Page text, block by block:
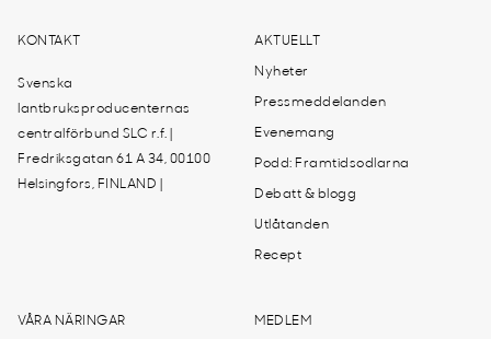
KONTAKT
Svenska
lantbruksproducenternas
centralförbund SLC r.f. |
Fredriksgatan 61 A 34, 00100
Helsingfors, FINLAND |
AKTUELLT
Nyheter
Pressmeddelanden
Evenemang
Podd: Framtidsodlarna
Debatt & blogg
Utlåtanden
Recept
VÅRA NÄRINGAR MEDLEM